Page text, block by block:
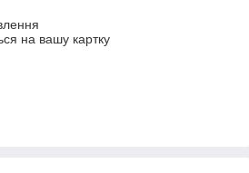
на вашу картку